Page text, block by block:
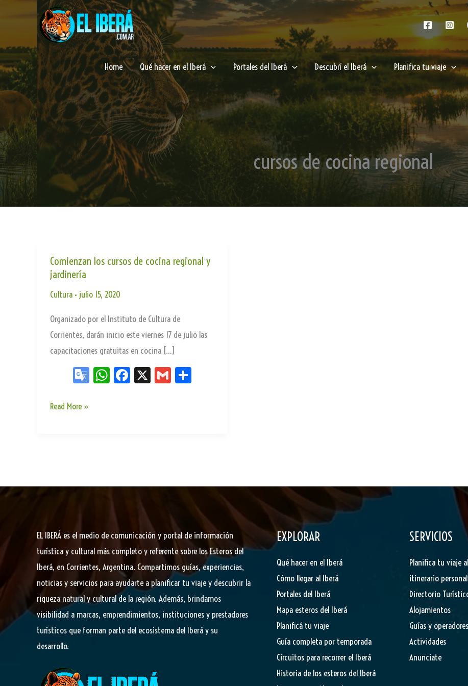
Home Qué hacer en el Iberá Portales del Iberá Descubrí el Iberá Planifica tu viaje
cursos de cocina regional
Comienzan los cursos de cocina regional y
jardinería
Cultura• julio 15, 2020
Organizado por el Instituto de Cultura de
Corrientes, darán inicio este viernes 17 de julio las
capacitaciones gratuitas en cocina […]
Go W Fa X
G
Sh
Comienzan
regional
Read More »
EL IBERÁ es el medio de comunicación y portal de información
turística y cultural más completo y referente sobre los Esteros del
Iberá, en Corrientes, Argentina. Compartimos guías, experiencias,
noticias y servicios para ayudarte a planificar tu viaje y descubrir la
riqueza natural y cultural de la región. Además, brindamos
visibilidad a marcas, emprendimientos, instituciones y prestadores
turísticos que forman parte del ecosistema del Iberá y su
desarrollo.
EXPLORAR
Qué hacer en el Iberá
Cómo llegar al Iberá
Portales del Iberá
Mapa esteros del Iberá
Planificá tu viaje
Guía completa por temporada
Circuitos para recorrer el Iberá
Historia de los esteros del Iberá
SERVICIOS
Planifica tu viaje
itinerario
Directorio
Alojamientos
Guías y operadores
Actividades
Anunciate